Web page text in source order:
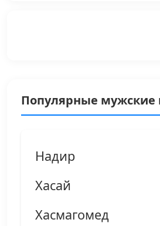
Популярные мужские
Надир
Хасай
Хасмагомед